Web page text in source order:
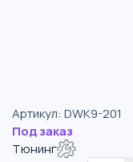
Артикул: DWK9-201
Под заказ
Тюнинг